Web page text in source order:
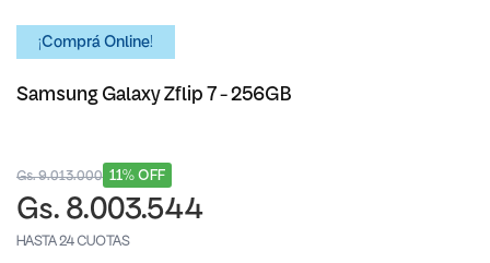
¡Comprá Online!
Samsung Galaxy Zflip 7 - 256GB
11% OFF
Gs. 9.013.000
Gs. 8.003.544
HASTA 24 CUOTAS